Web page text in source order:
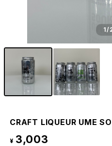
1/
CRAFT LIQUEUR UME
¥ 3,003